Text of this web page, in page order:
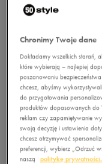
Brak
Zmień
Chronimy Twoje dane
Dokładamy wszelkich starań,
które wybierają – najlepiej
poszanowaniu
chcesz, abyśmy
do przygotowania
produktów dopasowanych do
reklam czy zapamiętywanie
swoją decyzję i ustawienia
chcesz otrzymywać
preferencji, wybierz „Odrzuć
naszą
politykę prywatności.